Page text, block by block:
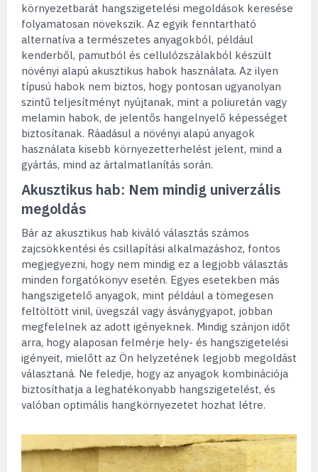
környezetbarát hangszigetelési megoldások keresése
folyamatosan növekszik. Az egyik fenntartható
alternatíva a természetes anyagokból, például
kenderből, pamutból és cellulózszálakból készült
növényi alapú akusztikus habok használata. Az ilyen
típusú habok nem biztos, hogy pontosan ugyanolyan
szintű teljesítményt nyújtanak, mint a poliuretán vagy
melamin habok, de jelentős hangelnyelő képességet
biztosítanak. Ráadásul a növényi alapú anyagok
használata kisebb környezetterhelést jelent, mind a
gyártás, mind az ártalmatlanítás során.
Akusztikus hab: Nem mindig univerzális
megoldás
Bár az akusztikus hab kiváló választás számos
zajcsökkentési és csillapítási alkalmazáshoz, fontos
megjegyezni, hogy nem mindig ez a legjobb választás
minden forgatókönyv esetén. Egyes esetekben más
hangszigetelő anyagok, mint például a tömegesen
feltöltött vinil, üvegszál vagy ásványgyapot, jobban
megfelelnek az adott igényeknek. Mindig szánjon időt
arra, hogy alaposan felmérje hely- és hangszigetelési
igényeit, mielőtt az Ön helyzetének legjobb megoldást
választaná. Ne feledje, hogy az anyagok kombinációja
biztosíthatja a leghatékonyabb hangszigetelést, és
valóban optimális hangkörnyezetet hozhat létre.